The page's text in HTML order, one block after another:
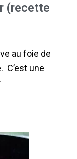
(recette
au foie de
C’est une